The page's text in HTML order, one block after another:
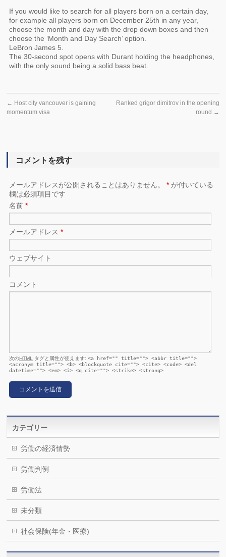
If you would like to search for all players born on a certain day,
for example all players born on December 25th in any year,
choose the month and day with the drop down boxes and then
choose the ‘Month and Day Search’ option.
LeBron James 5.
The 30-second spot opens with Durant holding the headphones,
with the only sound being a solid bass beat.
← Host city vancouver is gaining
momentum visa
Ranked grigor dimitrov in the opening
round →
コメントを残す
メールアドレスが公開されることはありません。* が付いている
欄は必須項目です
名前*
メールアドレス*
ウェブサイト
コメント
次のHTML タグと属性が使えます:<a href="" title=""> <abbr title="">
<acronym title=""> <b> <blockquote cite=""> <cite> <code> <del
datetime=""> <em> <i> <q cite=""> <strike> <strong>
カテゴリー
労働の経済情勢
労働判例
労働法
未分類
社会保険(年金・医療)